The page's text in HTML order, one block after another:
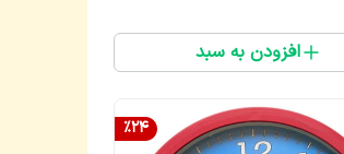
افزودن به سبد
%24